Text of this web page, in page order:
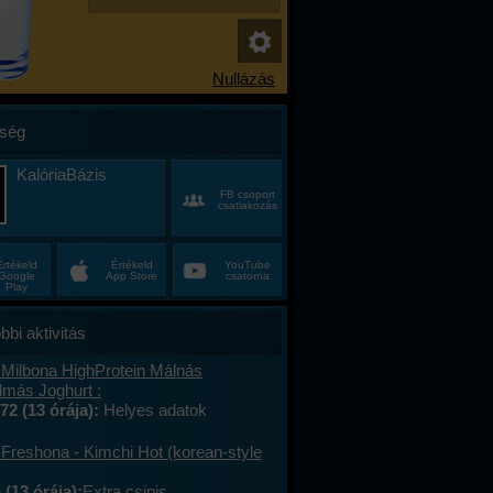
KalóriaBázis
FB csoport
csatlakozás
Play
Értékeld
App Store
YouTube
csatorna
aktivitás
HighProtein Málnás
Joghurt :
(13 órája): Helyes adatok
- Kimchi Hot (korean-style